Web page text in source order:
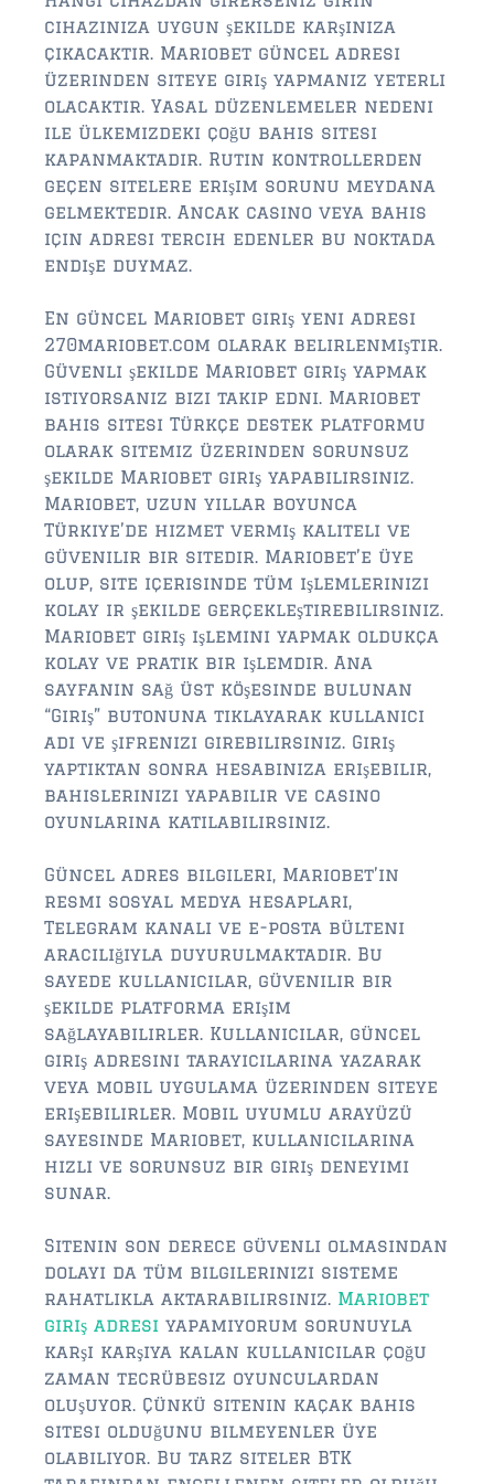
$2,000,000 and up
ST AUGUSTINE BEACH
$150,000 and down
$150,000 – $350,000
$350,000 – $500,000
$750,000 – $1,000,000
$1,000,000 – $2,000,000
$2,000,000 and up
PONTE VEDRA / NOCATEE
$150,000 and down
$350,000 – $500,000
$500,000 = $750,000
$750,000 – $1,000,000
$1,000,000 – $2,000,000
$2,000,000 and up
PONTE VEDRA BEACH
$150,000 and down
$350,000 – $500,000
$750,000 – $1,000,000
$1,000,000 – $2,000,000
$2,000,000 and up
AMELIA ISLAND
$150,000 and down
$350,000 – $500,000
$500,000 – $750,000
$750,000 – $1,000,000
$1,000,000 -$2,000,000
$2,000,000 and up
cihazınıza uygun şekilde karşınıza
çıkacaktır. Mariobet güncel adresi
üzerinden siteye giriş yapmanız yeterli
olacaktır. Yasal düzenlemeler nedeni
ile ülkemizdeki çoğu bahis sitesi
kapanmaktadır. Rutin kontrollerden
geçen sitelere erişim sorunu meydana
gelmektedir. Ancak casino veya bahis
için adresi tercih edenler bu noktada
endişe duymaz.
En güncel Mariobet giriş yeni adresi
270mariobet.com olarak belirlenmiştir.
Güvenli şekilde Mariobet giriş yapmak
istiyorsanız bizi takip edni. Mariobet
bahis sitesi Türkçe destek platformu
olarak sitemiz üzerinden sorunsuz
şekilde Mariobet giriş yapabilirsiniz.
Mariobet, uzun yıllar boyunca
Türkiye’de hizmet vermiş kaliteli ve
güvenilir bir sitedir. Mariobet’e üye
olup, site içerisinde tüm işlemlerinizi
kolay ir şekilde gerçekleştirebilirsiniz.
Mariobet giriş işlemini yapmak oldukça
kolay ve pratik bir işlemdir. Ana
sayfanın sağ üst köşesinde bulunan
“Giriş” butonuna tıklayarak kullanıcı
adı ve şifrenizi girebilirsiniz. Giriş
yaptıktan sonra hesabınıza erişebilir,
bahislerinizi yapabilir ve casino
oyunlarına katılabilirsiniz.
Güncel adres bilgileri, Mariobet’in
resmi sosyal medya hesapları,
Telegram kanalı ve e-posta bülteni
aracılığıyla duyurulmaktadır. Bu
sayede kullanıcılar, güvenilir bir
şekilde platforma erişim
sağlayabilirler. Kullanıcılar, güncel
giriş adresini tarayıcılarına yazarak
veya mobil uygulama üzerinden siteye
erişebilirler. Mobil uyumlu arayüzü
sayesinde Mariobet, kullanıcılarına
hızlı ve sorunsuz bir giriş deneyimi
sunar.
Sitenin son derece güvenli olmasından
dolayı da tüm bilgilerinizi sisteme
rahatlıkla aktarabilirsiniz. Mariobet
giriş adresi yapamıyorum sorunuyla
karşı karşıya kalan kullanıcılar çoğu
zaman tecrübesiz oyunculardan
oluşuyor. Çünkü sitenin kaçak bahis
sitesi olduğunu bilmeyenler üye
olabiliyor. Bu tarz siteler BTK